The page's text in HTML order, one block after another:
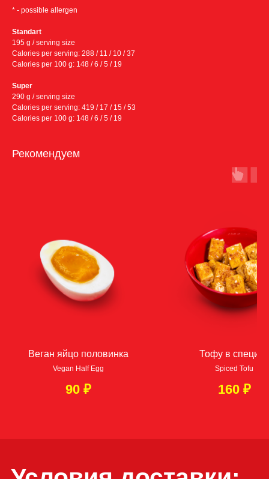
* - possible allergen
Standart
195 g / serving size
Calories per serving: 288 / 11 / 10 / 37
Calories per 100 g: 148 / 6 / 5 / 19
Super
290 g / serving size
Calories per serving: 419 / 17 / 15 / 53
Calories per 100 g: 148 / 6 / 5 / 19
Рекомендуем
Веган яйцо половинка
Vegan Half Egg
90 ₽
Тофу в специях
Spiced Tofu
160 ₽
Условия доставки:
→Минимальная сумма заказа 1500 ₽
Бесплатная доставка
ЗАКАЖИ НА САЙТЕ СЕЙЧАС!
Если вам понравилась
наша кухня, оставьте,